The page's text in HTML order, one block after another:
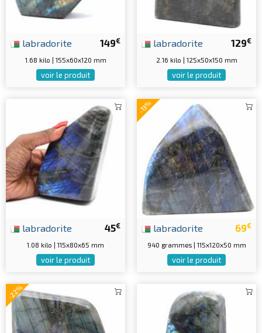
149€
labradorite
1.68 kilo | 155x60x120 mm
voir le produit
129€
labradorite
2.16 kilo | 125x50x150 mm
voir le produit
45€
labradorite
1.08 kilo | 115x80x65 mm
voir le produit
-13%
69€
labradorite
940 grammes | 115x120x50 mm
voir le produit
-22%